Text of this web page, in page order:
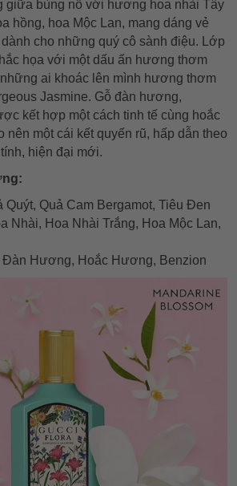
giữa bùng nổ với hương hoa nhài Tây
hồng, hoa Mộc Lan, mang dáng vẻ
cho những quý cô sành điệu. Lớp
họa với một dấu ấn hương thơm
ai khoác lên mình hương thơm
Jasmine. Gỗ đàn hương,
kết hợp một cách tinh tế cùng hoắc
nên một cái kết quyến rũ, hấp dẫn theo
hiện đại mới.
Quả Cam Bergamot, Tiêu Đen
Nhài, Hoa Nhài Trắng, Hoa Mộc Lan,
Đàn Hương, Hoắc Hương, Benzion